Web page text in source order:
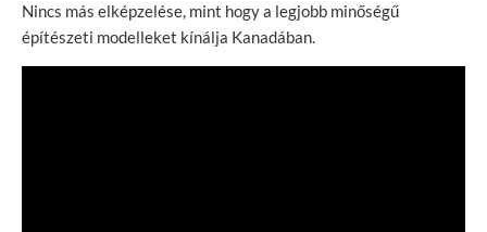
Nincs más elképzelése, mint hogy a legjobb minőségű
építészeti modelleket kínálja Kanadában.